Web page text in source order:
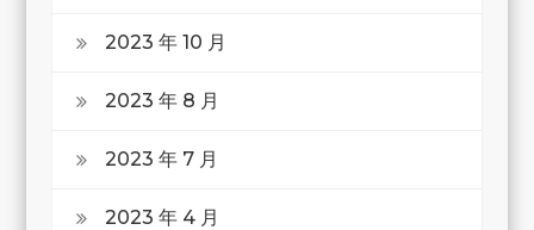
2023 年 10 月
2023 年 8 月
2023 年 7 月
2023 年 4 月